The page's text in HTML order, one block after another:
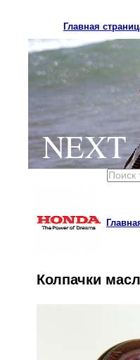
Главная
NEXT
Колпачки